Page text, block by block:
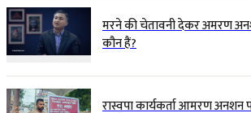
मरने की चेतावनी देकर अमरण
कौन हैं?
रास्वपा कार्यकर्ता आमरण अनशन